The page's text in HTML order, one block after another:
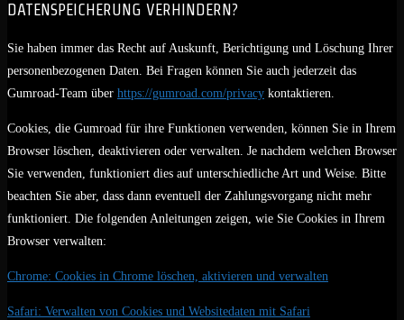
DATENSPEICHERUNG VERHINDERN?
Sie haben immer das Recht auf Auskunft, Berichtigung und Löschung Ihrer
personenbezogenen Daten. Bei Fragen können Sie auch jederzeit das
Gumroad-Team über https://gumroad.com/privacy kontaktieren.
Cookies, die Gumroad für ihre Funktionen verwenden, können Sie in Ihrem
Browser löschen, deaktivieren oder verwalten. Je nachdem welchen Browser
Sie verwenden, funktioniert dies auf unterschiedliche Art und Weise. Bitte
beachten Sie aber, dass dann eventuell der Zahlungsvorgang nicht mehr
funktioniert. Die folgenden Anleitungen zeigen, wie Sie Cookies in Ihrem
Browser verwalten:
Chrome: Cookies in Chrome löschen, aktivieren und verwalten
Safari: Verwalten von Cookies und Websitedaten mit Safari